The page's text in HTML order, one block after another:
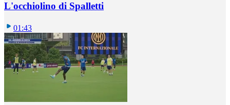
L'occhiolino di Spalletti
01:43